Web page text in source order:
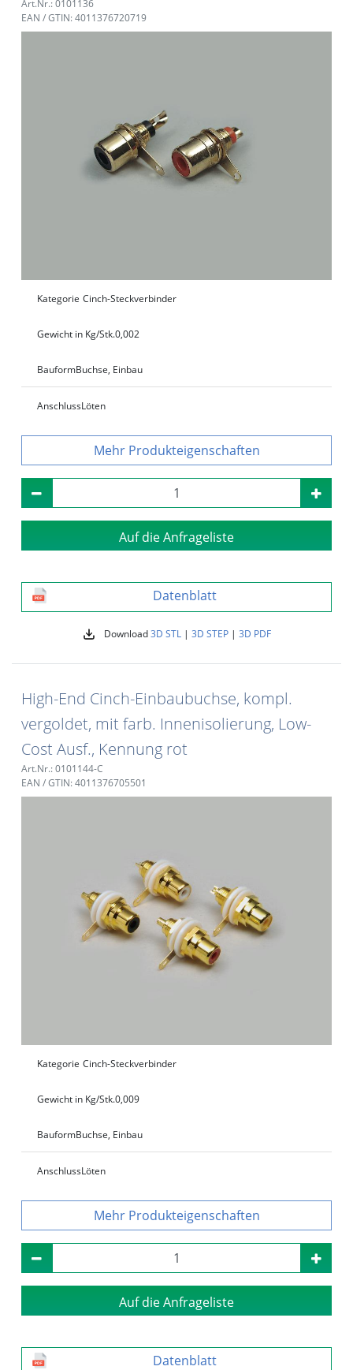
Art.Nr.: 0101136
EAN / GTIN: 4011376720719
Kategorie Cinch-Steckverbinder
Gewicht in Kg/Stk.0,002
BauformBuchse, Einbau
AnschlussLöten
Produkteigenschaften
Auf die Anfrageliste
Datenblatt
Download3D STL| 3D STEP| 3D PDF
High-End Cinch-Einbaubuchse, kompl.
vergoldet, mit farb. Innenisolierung, Low-
Cost Ausf., Kennung rot
Art.Nr.: 0101144-C
EAN / GTIN: 4011376705501
Kategorie Cinch-Steckverbinder
Gewicht in Kg/Stk.0,009
BauformBuchse, Einbau
AnschlussLöten
Produkteigenschaften
Auf die Anfrageliste
Datenblatt